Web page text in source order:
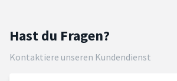
Hast du Fragen?
Kontaktiere unseren Kundendienst